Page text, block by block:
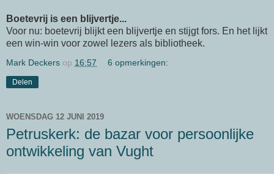
Boetevrij is een blijvertje...
Voor nu: boetevrij blijkt een blijvertje en stijgt fors. En het lijkt
een win-win voor zowel lezers als bibliotheek.
Mark Deckers op 16:57 6 opmerkingen:
Delen
WOENSDAG 12 JUNI 2019
Petruskerk: de bazar voor persoonlijke
ontwikkeling van Vught